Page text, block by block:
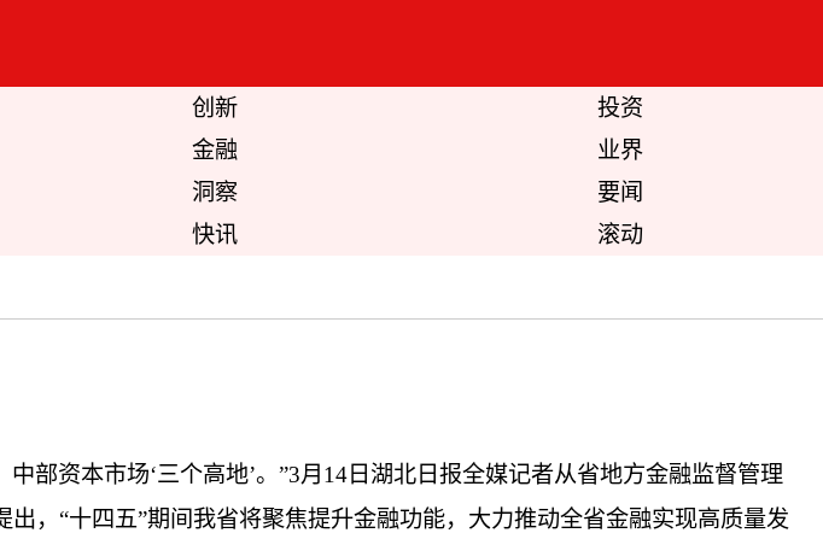
创新
投资
金融
业界
洞察
要闻
快讯 滚动
部资本市场‘三个高地’。”3月14日湖北日报全媒记者从省地方金融监督管理
，“十四五”期间我省将聚焦提升金融功能，大力推动全省金融实现高质量发